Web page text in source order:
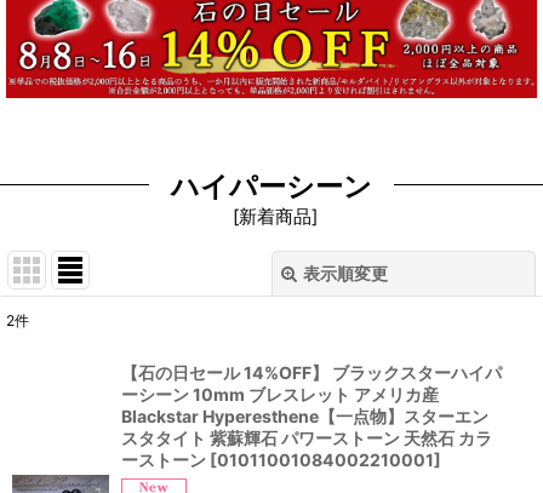
ハイパーシーン
[新着商品]
表示順変更
絞り込む
2件
【石の日セール 14%OFF】 ブラックスターハイパ
ーシーン 10mm ブレスレット アメリカ産
Blackstar Hyperesthene【一点物】スターエン
スタタイト 紫蘇輝石 パワーストーン 天然石 カラ
ーストーン [01011001084002210001]